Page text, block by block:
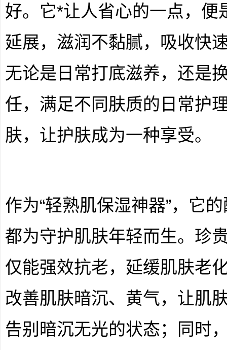
好。它*让人省心的一点，
延展，滋润不黏腻，吸收快
无论是日常打底滋养，还是
任，满足不同肤质的日常护
肤，让护肤成为一种享受。
作为“轻熟肌保湿神器”，它
都为守护肌肤年轻而生。珍
仅能强效抗老，延缓肌肤老
改善肌肤暗沉、黄气，让肌
告别暗沉无光的状态；同时